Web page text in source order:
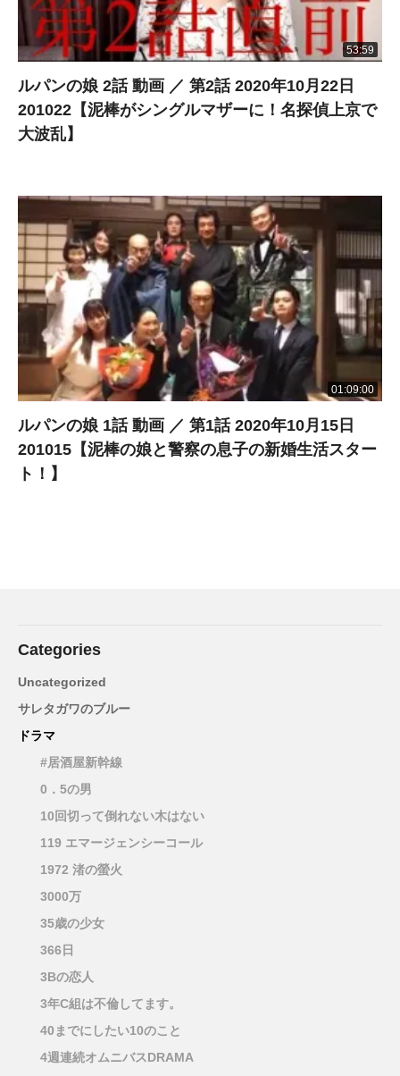
53:59
ルパンの娘 2話 動画 ／ 第2話 2020年10月22日
201022【泥棒がシングルマザーに！名探偵上京で
大波乱】
01:09:00
ルパンの娘 1話 動画 ／ 第1話 2020年10月15日
201015【泥棒の娘と警察の息子の新婚生活スター
ト！】
Categories
Uncategorized
サレタガワのブルー
ドラマ
#居酒屋新幹線
0．5の男
10回切って倒れない木はない
119 エマージェンシーコール
1972 渚の螢火
3000万
35歳の少女
366日
3Bの恋人
3年C組は不倫してます。
40までにしたい10のこと
4週連続オムニバスDRAMA